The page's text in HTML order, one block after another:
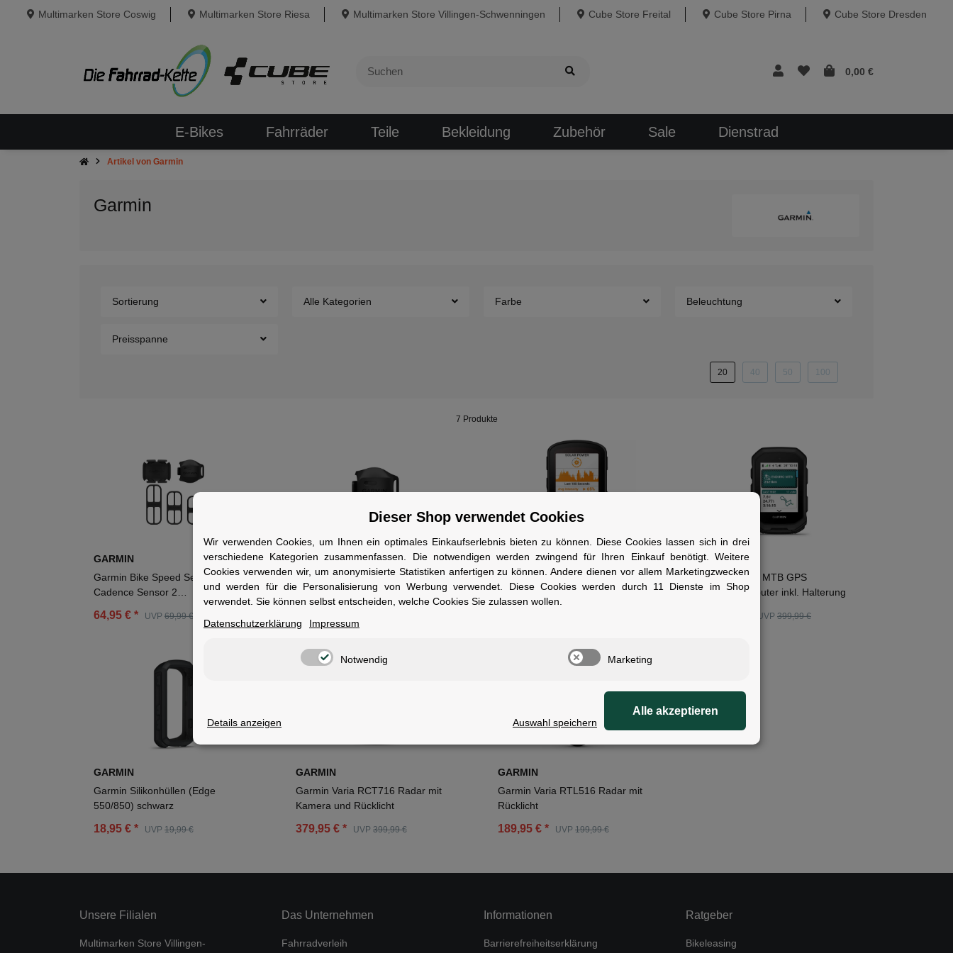
Multimarken Store Coswig Multimarken Store Riesa Multimarken Store Villingen-Schwenningen Cube Store Freital Cube Store Pirna Cube Store Dresden
0,00 €
E-Bikes Fahrräder Teile Bekleidung Zubehör Sale Dienstrad
Artikel von Garmin
Garmin
Sortierung Alle Kategorien Farbe Beleuchtung
Preisspanne
20 40 50 100
7 Produkte
GARMIN
Garmin Bike Speed Sensor 2 and
Cadence Sensor 2
Geschwindigkeitssensor und
Trittfrequenzsensor
64,95 € * UVP 69,99 €
GARMIN
Garmin Bike Speed Sensor 2
Geschwindigkeitssensor
GARMIN
Garmin Edge 840 Solar
Fahrradcomputer mit Touchscreen,
Tastenbedienung und Coach
GARMIN
Garmin Edge MTB GPS
Fahrradcomputer inkl. Halterung
UVP 399,99 €
GARMIN
Garmin Silikonhüllen (Edge
550/850) schwarz
18,95 € * UVP 19,99 €
GARMIN
Garmin Varia RCT716 Radar mit
Kamera und Rücklicht
379,95 € * UVP 399,99 €
GARMIN
Garmin Varia RTL516 Radar mit
Rücklicht
189,95 € * UVP 199,99 €
Unsere Filialen
Multimarken Store Villingen-
Das Unternehmen
Fahrradverleih
Informationen
Barrierefreiheitserklärung
Ratgeber
Bikeleasing
Dieser Shop verwendet Cookies
Wir verwenden Cookies, um Ihnen ein optimales Einkaufserlebnis bieten zu können. Diese Cookies lassen sich in drei
verschiedene Kategorien zusammenfassen. Die notwendigen werden zwingend für Ihren Einkauf benötigt. Weitere
Cookies verwenden wir, um anonymisierte Statistiken anfertigen zu können. Andere dienen vor allem Marketingzwecken
und werden für die Personalisierung von Werbung verwendet. Diese Cookies werden durch 11 Dienste im Shop
verwendet. Sie können selbst entscheiden, welche Cookies Sie zulassen wollen.
Datenschutzerklärung
Impressum
Notwendig Marketing
Details anzeigen Auswahl speichern
Alle akzeptieren